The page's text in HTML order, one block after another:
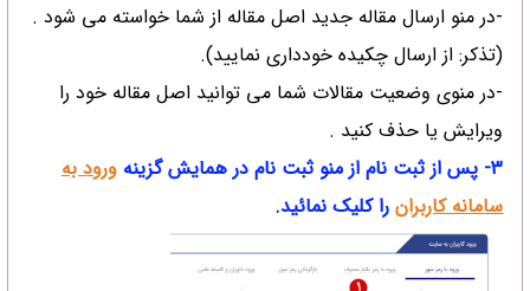
-در منو ارسال مقاله جدید اصل مقاله از شما خواسته می شود .
(تذکر: از ارسال چکیده خودداری نمایید).
-در منوی وضعیت مقالات شما می توانید اصل مقاله خود را
ویرایش یا حذف کنید .
3- پس از ثبت نام از منو ثبت نام در همایش گزینه
ورود به
سامانه کاربرانرا کلیک نمائید.